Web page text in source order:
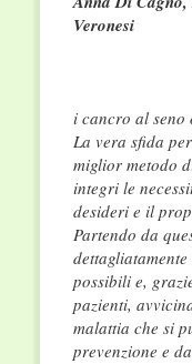
Veronesi
i cancro al seno
La vera sfida
miglior metodo
integri le
desideri e il
Partendo da
possibili e,
pazienti,
malattia che si
prevenzione e